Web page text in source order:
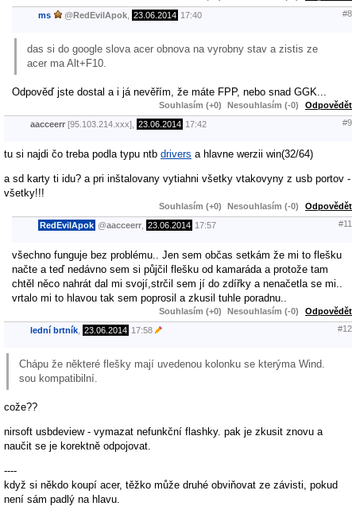
ms @RedEvilApok 23.06.2014 17:40 #8
das si do google slova acer obnova na vyrobny stav a zistis ze
acer ma Alt+F10.
Odpověď jste dostal a i já nevěřím, že máte FPP, nebo snad GGK...
Souhlasím (+0) Nesouhlasím (-0) Odpovědět
aacceerr [95.103.214.xxx], 23.06.2014 17:42 #9
tu si najdi čo treba podla typu ntb drivers a hlavne werzii win(32/64)
a sd karty ti idu? a pri inštalovany vytiahni všetky vtakovyny z usb portov -
všetky!!!
Souhlasím (+0) Nesouhlasím (-0) Odpovědět
RedEvilApok @aacceerr 23.06.2014 17:57 #11
všechno funguje bez problému.. Jen sem občas setkám že mi to flešku
načte a teď nedávno sem si půjčil flešku od kamaráda a protože tam
chtěl něco nahrát dal mi svojí,strčil sem jí do zdířky a nenačetla se mi..
vrtalo mi to hlavou tak sem poprosil a zkusil tuhle poradnu..
Souhlasím (+0) Nesouhlasím (-0) Odpovědět
lední brtník 23.06.2014 17:58 #12
Chápu že některé flešky mají uvedenou kolonku se kterýma Wind.
sou kompatibilní.
cože??
nirsoft usbdeview - vymazat nefunkční flashky. pak je zkusit znovu a
naučit se je korektně odpojovat.
----
když si někdo koupí acer, těžko může druhé obviňovat ze závisti, pokud
není sám padlý na hlavu.